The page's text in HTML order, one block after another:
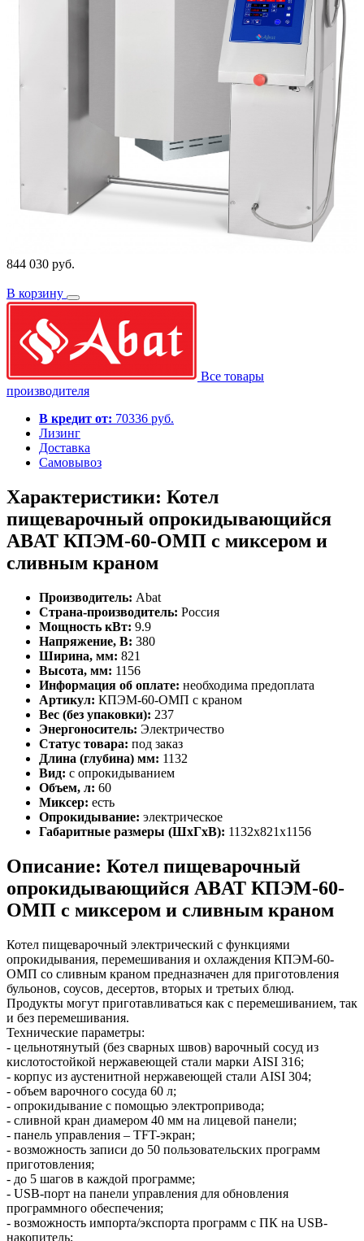
844 030 руб.
В корзину
Все товары
производителя
В кредит от: 70336 руб.
Лизинг
Доставка
Самовывоз
Характеристики: Котел
пищеварочный опрокидывающийся
ABAT КПЭМ-60-ОМП с миксером и
сливным краном
Производитель: Abat
Страна-производитель: Россия
Мощность кВт: 9.9
Напряжение, В: 380
Ширина, мм: 821
Высота, мм: 1156
Информация об оплате: необходима предоплата
Артикул: КПЭМ-60-ОМП с краном
Вес (без упаковки): 237
Энергоноситель: Электричество
Статус товара: под заказ
Длина (глубина) мм: 1132
Вид: с опрокидыванием
Объем, л: 60
Миксер: есть
Опрокидывание: электрическое
Габаритные размеры (ШхГхВ): 1132х821х1156
Описание: Котел пищеварочный
опрокидывающийся ABAT КПЭМ-60-
ОМП с миксером и сливным краном
Котел пищеварочный электрический с функциями
опрокидывания, перемешивания и охлаждения КПЭМ-60-
ОМП со сливным краном предназначен для приготовления
бульонов, соусов, десертов, вторых и третьих блюд.
Продукты могут приготавливаться как с перемешиванием, так
и без перемешивания.
Технические параметры:
- цельнотянутый (без сварных швов) варочный сосуд из
кислотостойкой нержавеющей стали марки AISI 316;
- корпус из аустенитной нержавеющей стали AISI 304;
- объем варочного сосуда 60 л;
- опрокидывание с помощью электропривода;
- сливной кран диамером 40 мм на лицевой панели;
- панель управления – TFT-экран;
- возможность записи до 50 пользовательских программ
приготовления;
- до 5 шагов в каждой программе;
- USB-порт на панели управления для обновления
программного обеспечения;
- возможность импорта/экспорта программ с ПК на USB-
накопитель;